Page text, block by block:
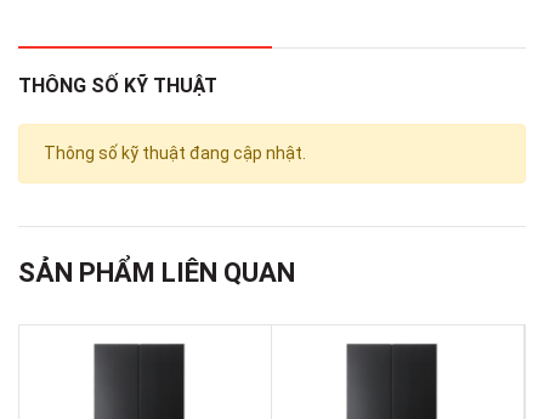
*Hình ảnh chỉ mang tính chất minh họa
THÔNG SỐ KỸ THUẬT
Thông số kỹ thuật đang cập nhật.
SẢN PHẨM LIÊN QUAN